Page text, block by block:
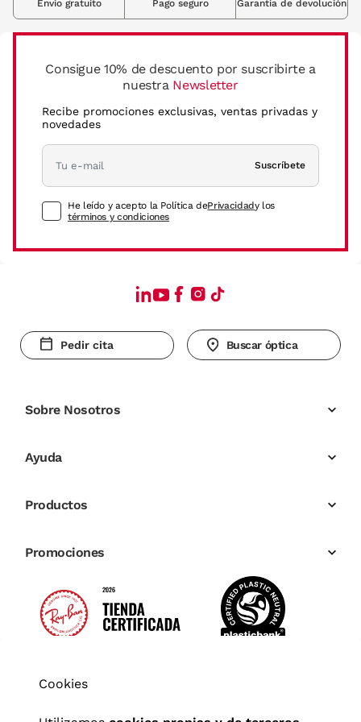
Consigue 10% de descuento por suscribirte a
nuestra Newsletter
Recibe promociones exclusivas, ventas privadas y
novedades
Suscríbete
He leído y acepto la Política dePrivacidady los
términos y condiciones
Envio gratuito Pago seguro Garantia de devolución
Pedir cita Buscar óptica
Sobre Nosotros
Ayuda
Productos
Promociones
Cookies